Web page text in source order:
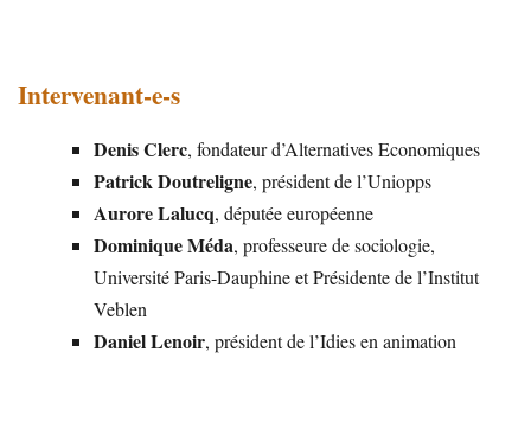
Intervenant-e-s
Denis Clerc, fondateur d’Alternatives Economiques
Patrick Doutreligne, président de l’Uniopps
Aurore Lalucq, députée européenne
Dominique Méda, professeure de sociologie,
Université Paris-Dauphine et Présidente de l’Institut
Veblen
Daniel Lenoir, président de l’Idies en animation